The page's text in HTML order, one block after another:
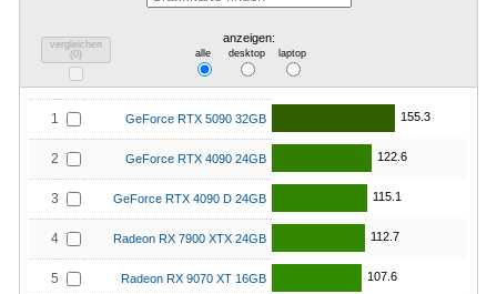
vergleichen
(0)
anzeigen:
alle desktop laptop
1 GeForce RTX 5090 32GB 155.3
2 GeForce RTX 4090 24GB 122.6
3 GeForce RTX 4090 D 24GB 115.1
4 Radeon RX 7900 XTX 24GB 112.7
5 Radeon RX 9070 XT 16GB 107.6